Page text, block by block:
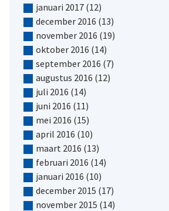
januari 2017(12)
december 2016 (13)
november 2016 (19)
oktober 2016 (14)
september 2016 (7)
augustus 2016 (12)
juli 2016 (14)
juni 2016 (11)
mei 2016 (15)
april 2016 (10)
maart 2016 (13)
februari 2016 (14)
januari 2016 (10)
december 2015 (17)
november 2015 (14)